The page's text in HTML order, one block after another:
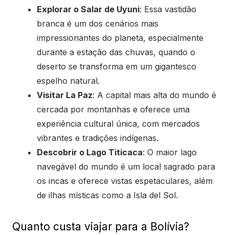
Explorar o Salar de Uyuni: Essa vastidão
branca é um dos cenários mais
impressionantes do planeta, especialmente
durante a estação das chuvas, quando o
deserto se transforma em um gigantesco
espelho natural.
Visitar La Paz: A capital mais alta do mundo é
cercada por montanhas e oferece uma
experiência cultural única, com mercados
vibrantes e tradições indígenas.
Descobrir o Lago Titicaca: O maior lago
navegável do mundo é um local sagrado para
os incas e oferece vistas espetaculares, além
de ilhas místicas como a Isla del Sol.
Quanto custa viajar para a Bolívia?